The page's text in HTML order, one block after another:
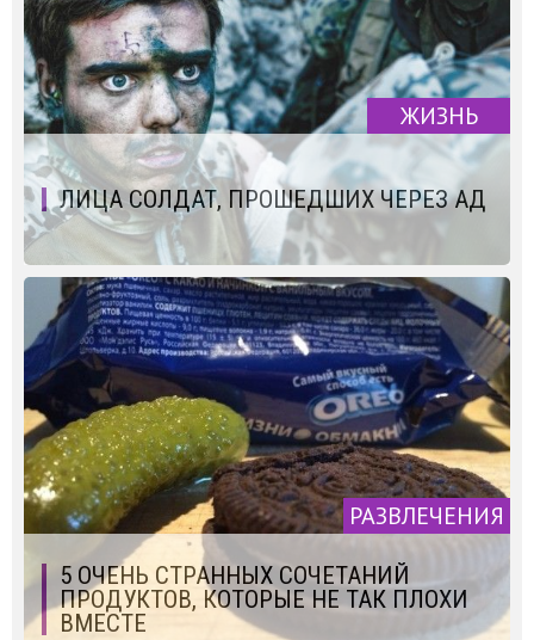
ЖИЗНЬ
ЛИЦА СОЛДАТ, ПРОШЕДШИХ ЧЕРЕЗ АД
РАЗВЛЕЧЕНИЯ
5 ОЧЕНЬ СТРАННЫХ СОЧЕТАНИЙ
ПРОДУКТОВ, КОТОРЫЕ НЕ ТАК ПЛОХИ
ВМЕСТЕ